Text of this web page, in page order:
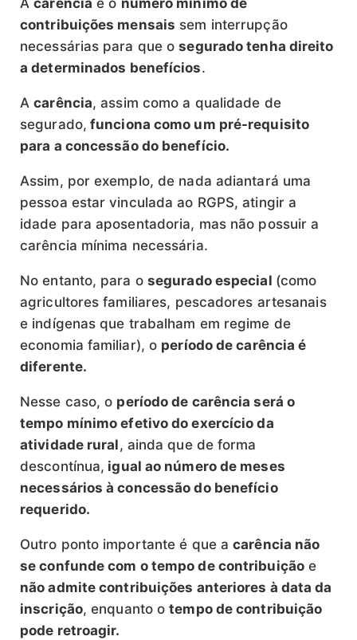
contribuições mensais sem interrupção
necessárias para que osegurado tenha direito
a determinados benefícios.
Acarência, assim como a qualidade de
segurado, funciona como um pré-requisito
para a concessão do benefício.
Assim, por exemplo, de nada adiantará uma
pessoa estar vinculada ao RGPS, atingir a
idade para aposentadoria, mas não possuir a
carência mínima necessária.
No entanto, para o segurado especial (como
agricultores familiares, pescadores artesanais
e indígenas que trabalham em regime de
economia familiar), o período de carência é
diferente.
Nesse caso, o período de carência será o
tempo mínimo efetivo do exercício da
atividade rural, ainda que de forma
descontínua, igual ao número de meses
necessários à concessão do benefício
requerido.
Outro ponto importante é que acarência não
se confunde com o tempo de contribuiçãoe
não admite contribuições anteriores à data da
inscrição, enquanto otempo de contribuição
pode retroagir.